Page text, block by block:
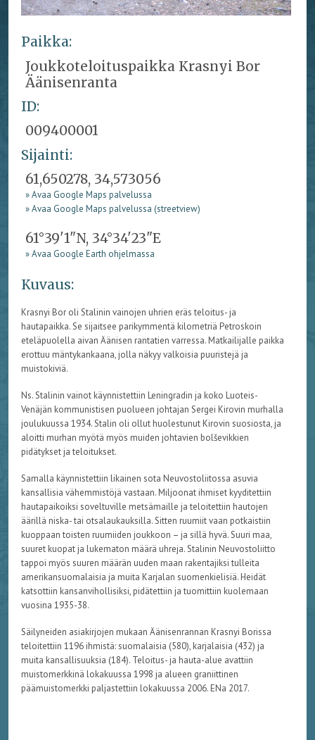
Paikka:
Joukkoteloituspaikka Krasnyi Bor
Äänisenranta
ID:
009400001
Sijainti:
61,650278, 34,573056
» Avaa Google Maps palvelussa
» Avaa Google Maps palvelussa (streetview)
61°39'1"N, 34°34'23"E
» Avaa Google Earth ohjelmassa
Kuvaus:
Krasnyi Bor oli Stalinin vainojen uhrien eräs teloitus- ja
hautapaikka. Se sijaitsee parikymmentä kilometriä Petroskoin
eteläpuolella aivan Äänisen rantatien varressa. Matkailijalle paikka
erottuu mäntykankaana, jolla näkyy valkoisia puuristejä ja
muistokiviä.
Ns. Stalinin vainot käynnistettiin Leningradin ja koko Luoteis-
Venäjän kommunistisen puolueen johtajan Sergei Kirovin murhalla
joulukuussa 1934. Stalin oli ollut huolestunut Kirovin suosiosta, ja
aloitti murhan myötä myös muiden johtavien bolševikkien
pidätykset ja teloitukset.
Samalla käynnistettiin likainen sota Neuvostoliitossa asuvia
kansallisia vähemmistöjä vastaan. Miljoonat ihmiset kyyditettiin
hautapaikoiksi soveltuville metsämaille ja teloitettiin hautojen
äärillä niska- tai otsalaukauksilla. Sitten ruumiit vaan potkaistiin
kuoppaan toisten ruumiiden joukkoon – ja sillä hyvä. Suuri maa,
suuret kuopat ja lukematon määrä uhreja. Stalinin Neuvostoliitto
tappoi myös suuren määrän uuden maan rakentajiksi tulleita
amerikansuomalaisia ja muita Karjalan suomenkielisiä. Heidät
katsottiin kansanvihollisiksi, pidätettiin ja tuomittiin kuolemaan
vuosina 1935-38.
Säilyneiden asiakirjojen mukaan Äänisenrannan Krasnyi Borissa
teloitettiin 1196 ihmistä: suomalaisia (580), karjalaisia (432) ja
muita kansallisuuksia (184). Teloitus- ja hauta-alue avattiin
muistomerkkinä lokakuussa 1998 ja alueen graniittinen
päämuistomerkki paljastettiin lokakuussa 2006. ENa 2017.